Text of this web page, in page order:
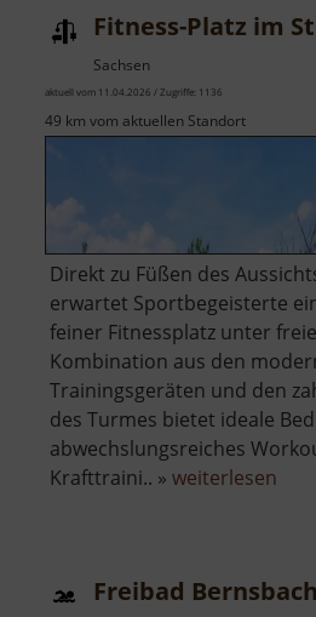
Fitness-Platz im
Sachsen
aktuell vom 11.04.2026 / Zugriffe: 1136
49 km vom aktuellen Standort
​Direkt zu Füßen des
erwartet Sportbegeisterte
feiner Fitnessplatz unter
Kombination aus den
Trainingsgeräten und den
des Turmes bietet ideale
abwechslungsreiches
Krafttraini.. » weiterlesen
Freibad Bernsbach